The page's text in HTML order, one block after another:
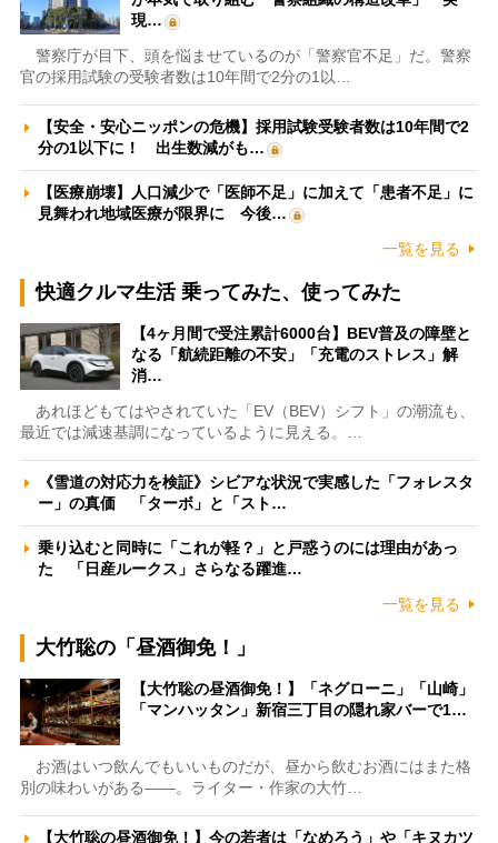
現…
警察庁が目下、頭を悩ませているのが「警察官不足」だ。警察
官の採用試験の受験者数は10年間で2分の1以…
【安全・安心ニッポンの危機】採用試験受験者数は10年間で2
分の1以下に！ 出生数減がも…
【医療崩壊】人口減少で「医師不足」に加えて「患者不足」に
見舞われ地域医療が限界に 今後…
一覧を見る
快適クルマ生活 乗ってみた、使ってみた
【4ヶ月間で受注累計6000台】BEV普及の障壁と
なる「航続距離の不安」「充電のストレス」解
消…
あれほどもてはやされていた「EV（BEV）シフト」の潮流も、
最近では減速基調になっているように見える。…
《雪道の対応力を検証》シビアな状況で実感した「フォレスタ
ー」の真価 「ターボ」と「スト…
乗り込むと同時に「これが軽？」と戸惑うのには理由があっ
た 「日産ルークス」さらなる躍進…
一覧を見る
大竹聡の「昼酒御免！」
【大竹聡の昼酒御免！】「ネグローニ」「山崎」
「マンハッタン」新宿三丁目の隠れ家バーで1…
お酒はいつ飲んでもいいものだが、昼から飲むお酒にはまた格
別の味わいがある――。ライター・作家の大竹…
【大竹聡の昼酒御免！】今の若者は「なめろう」や「キヌカツ